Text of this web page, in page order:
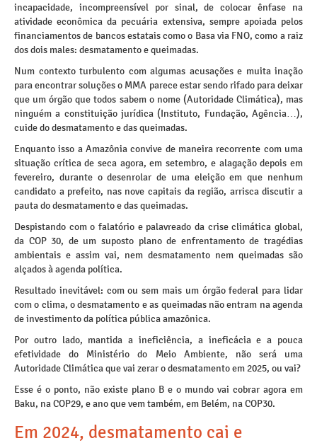
incapacidade, incompreensível por sinal, de colocar ênfase na
atividade econômica da pecuária extensiva, sempre apoiada pelos
financiamentos de bancos estatais como o Basa via FNO, como a raiz
dos dois males: desmatamento e queimadas.
Num contexto turbulento com algumas acusações e muita inação
para encontrar soluções o MMA parece estar sendo rifado para deixar
que um órgão que todos sabem o nome (Autoridade Climática), mas
ninguém a constituição jurídica (Instituto, Fundação, Agência…),
cuide do desmatamento e das queimadas.
Enquanto isso a Amazônia convive de maneira recorrente com uma
situação crítica de seca agora, em setembro, e alagação depois em
fevereiro, durante o desenrolar de uma eleição em que nenhum
candidato a prefeito, nas nove capitais da região, arrisca discutir a
pauta do desmatamento e das queimadas.
Despistando com o falatório e palavreado da crise climática global,
da COP 30, de um suposto plano de enfrentamento de tragédias
ambientais e assim vai, nem desmatamento nem queimadas são
alçados à agenda política.
Resultado inevitável: com ou sem mais um órgão federal para lidar
com o clima, o desmatamento e as queimadas não entram na agenda
de investimento da política pública amazônica.
Por outro lado, mantida a ineficiência, a ineficácia e a pouca
efetividade do Ministério do Meio Ambiente, não será uma
Autoridade Climática que vai zerar o desmatamento em 2025, ou vai?
Esse é o ponto, não existe plano B e o mundo vai cobrar agora em
Baku, na COP29, e ano que vem também, em Belém, na COP30.
Em 2024, desmatamento cai e